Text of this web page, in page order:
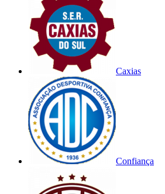
Caxias
Confiança